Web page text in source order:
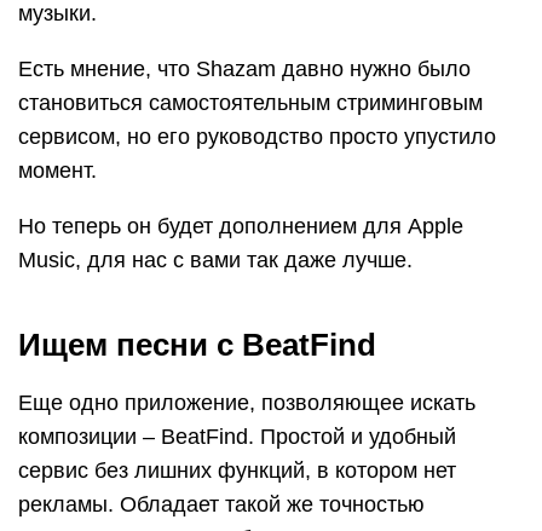
музыки.
Есть мнение, что Shazam давно нужно было
становиться самостоятельным стриминговым
сервисом, но его руководство просто упустило
момент.
Но теперь он будет дополнением для Apple
Music, для нас с вами так даже лучше.
Ищем песни с BeatFind
Еще одно приложение, позволяющее искать
композиции – BeatFind. Простой и удобный
сервис без лишних функций, в котором нет
рекламы. Обладает такой же точностью